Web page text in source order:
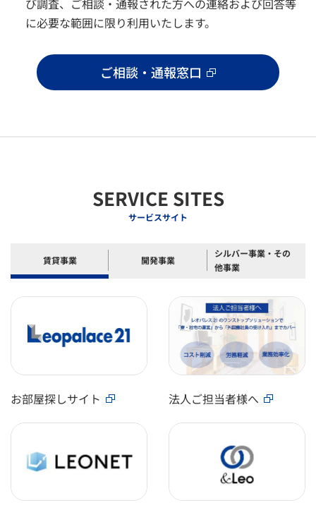
び調査、ご相談・通報された方への連絡および回答等
に必要な範囲に限り利用いたします。
ご相談・通報窓口
SERVICE SITES
サービスサイト
賃貸事業 開発事業
シルバー事業・その
他事業
お部屋探しサイト 法人ご担当者様へ